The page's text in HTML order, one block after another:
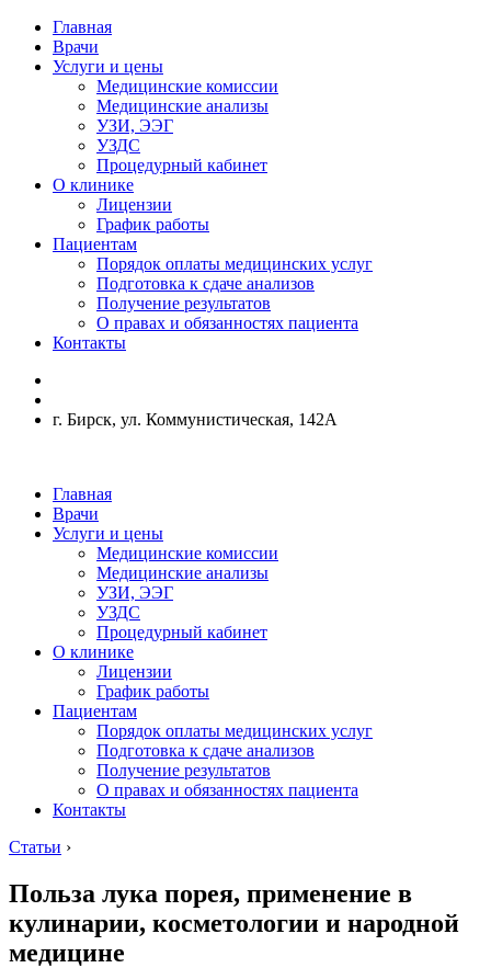
Главная
Врачи
Услуги и цены
Медицинские комиссии
Медицинские анализы
УЗИ, ЭЭГ
УЗДС
Процедурный кабинет
О клинике
Лицензии
График работы
Пациентам
Порядок оплаты медицинских услуг
Подготовка к сдаче анализов
Получение результатов
О правах и обязанностях пациента
Контакты
г. Бирск, ул. Коммунистическая, 142А
Главная
Врачи
Услуги и цены
Медицинские комиссии
Медицинские анализы
УЗИ, ЭЭГ
УЗДС
Процедурный кабинет
О клинике
Лицензии
График работы
Пациентам
Порядок оплаты медицинских услуг
Подготовка к сдаче анализов
Получение результатов
О правах и обязанностях пациента
Контакты
Статьи ›
Польза лука порея, применение в
кулинарии, косметологии и народной
медицине